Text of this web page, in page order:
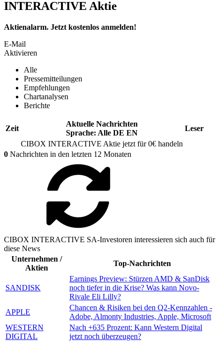
INTERACTIVE Aktie
Aktienalarm. Jetzt kostenlos anmelden!
E-Mail
Aktivieren
Alle
Pressemitteilungen
Empfehlungen
Chartanalysen
Berichte
Zeit
Aktuelle Nachrichten
Sprache: Alle DE EN
Leser
CIBOX INTERACTIVE Aktie jetzt für 0€ handeln
0 Nachrichten in den letzten 12 Monaten
CIBOX INTERACTIVE SA-Investoren interessieren sich auch für
diese News
Unternehmen /
Aktien
Top-Nachrichten
SANDISK
Earnings Preview: Stürzen AMD & SanDisk
noch tiefer in die Krise? Was kann Novo-
Rivale Eli Lilly?
APPLE
Chancen & Risiken bei den Q2-Kennzahlen -
Adobe, Almonty Industries, Apple, Microsoft
WESTERN
DIGITAL
Nach +635 Prozent: Kann Western Digital
jetzt noch überzeugen?